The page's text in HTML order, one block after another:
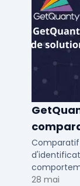
Comparatif
votre
28 mai